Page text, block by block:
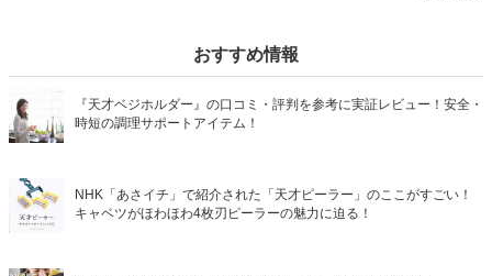
おすすめ情報
『天才ベジホルダー』の口コミ・評判を参考に実証レビュー！安全・
時短の調理サポートアイテム！
NHK「あさイチ」で紹介された「天才ピーラー」のここがすごい！
キャベツがほわほわ4枚刃ピーラーの魅力に迫る！